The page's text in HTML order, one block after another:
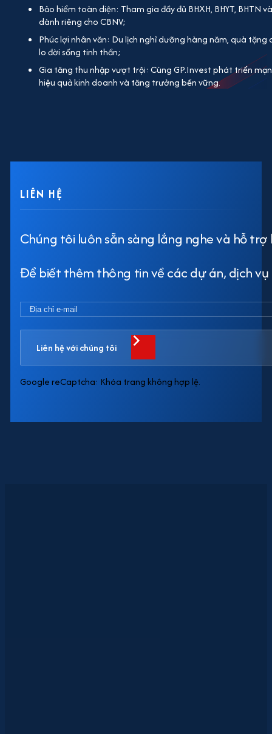
Bảo hiểm toàn diện: Tham gia đầy đủ BHXH, BHYT, BHTN
dành riêng cho CBNV;
Phúc lợi nhân văn: Du lịch nghỉ dưỡng hàng năm, quà tặng
lo đời sống tinh thần;
Gia tăng thu nhập vượt trội: Cùng GP.Invest phát triển
hiệu quả kinh doanh và tăng trưởng bền vững.
LIÊN HỆ
Chúng tôi luôn sẵn sàng lắng nghe và hỗ trợ
Để biết thêm thông tin về các dự án, dịch vụ
Liên hệ với chúng tôi
Google reCaptcha: Khóa trang không hợp lệ.